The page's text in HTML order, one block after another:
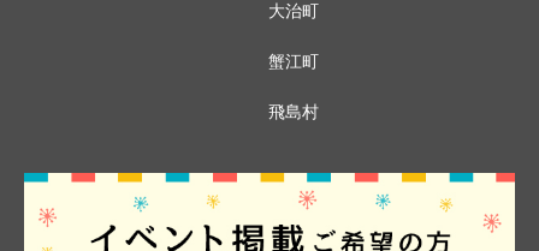
大治町
蟹江町
飛島村